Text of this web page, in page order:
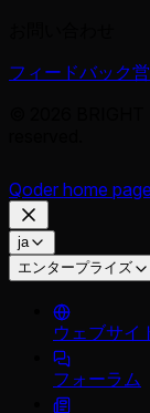
フィードバック
Qoder home page
ja
エンタープライズ
ウェブサイ
フォーラム